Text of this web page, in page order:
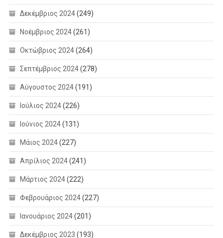
Δεκέμβριος 2024(249)
Νοέμβριος 2024(261)
Οκτώβριος 2024(264)
Σεπτέμβριος 2024(278)
Αύγουστος 2024(191)
Ιούλιος 2024(226)
Ιούνιος 2024(131)
Μάιος 2024(227)
Απρίλιος 2024(241)
Μάρτιος 2024(222)
Φεβρουάριος 2024(227)
Ιανουάριος 2024(201)
Δεκέμβριος 2023 (193)